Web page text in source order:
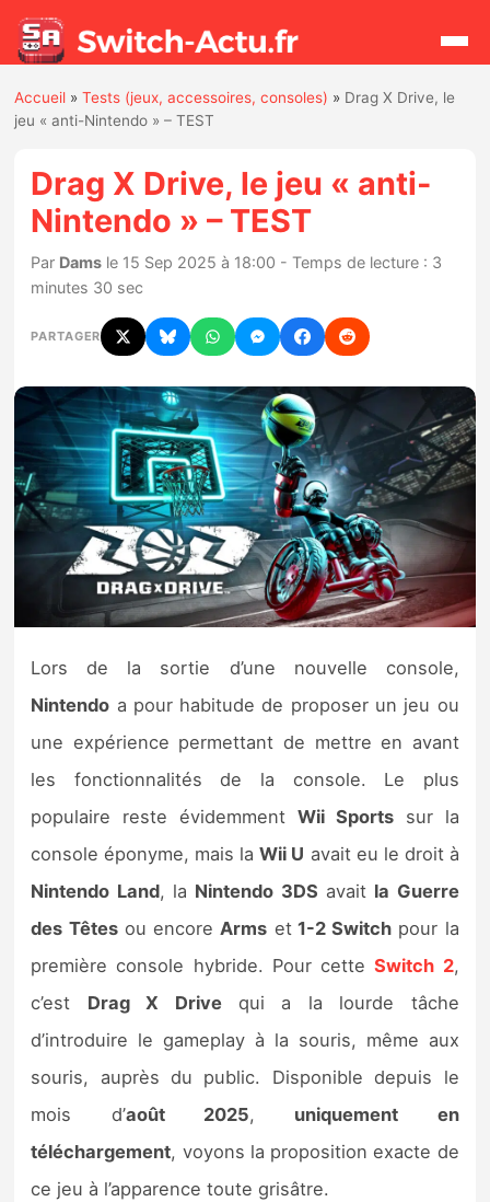
Actualités
Jeux
Hardware
Chiffres de ventes
Rumeurs
Nintendo Direct
Tests et previews
Tests de jeux
Tests d’accessoires
Previews
Précommandes
Précommandes jeux Switch 2
Sorties de jeux
Bons plans
Accueil »Tests (jeux, accessoires, consoles) » Drag X Drive, le
jeu « anti-Nintendo » – TEST
Drag X Drive, le jeu « anti-
Nintendo » – TEST
Par Dams le 15 Sep 2025 à 18:00 - Temps de lecture : 3
minutes 30 sec
PARTAGER
Lors de la sortie d’une nouvelle console,
Nintendo a pour habitude de proposer un jeu ou
une expérience permettant de mettre en avant
les fonctionnalités de la console. Le plus
populaire reste évidemment Wii Sportssur la
console éponyme, mais laWii U avait eu le droit à
Nintendo Land, la Nintendo 3DS avait la Guerre
des Têtesou encoreArms et1-2 Switch pour la
première console hybride. Pour cetteSwitch 2,
c’est Drag X Drivequi a la lourde tâche
d’introduire le gameplay à la souris, même aux
souris, auprès du public. Disponible depuis le
mois d’août 2025, uniquement en
téléchargement, voyons la proposition exacte de
ce jeu à l’apparence toute grisâtre.